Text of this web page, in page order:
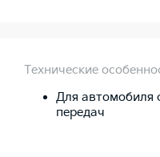
Технические
Для автомобиля
передач